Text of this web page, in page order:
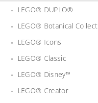
LEGO® DUPLO®
LEGO® Botanical
LEGO® Icons
LEGO® Classic
LEGO® Disney™
LEGO® Creator